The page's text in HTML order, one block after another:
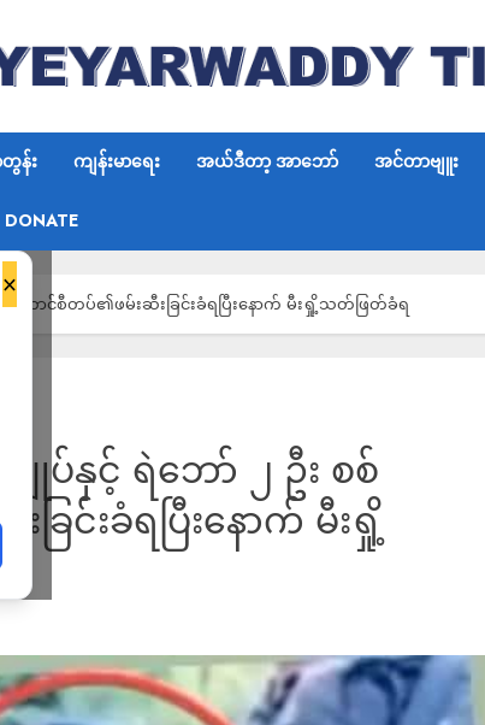
န်း ကျန်းမာရေး အယ်ဒီတာ့ အာဘော် အင်တာဗျူး
DONATE
×
စစ်ကောင်စီတပ်၏ဖမ်းဆီးခြင်းခံရပြီးနောက် မီးရှို့သတ်ဖြတ်ခံရ
းချုပ်နှင့် ရဲဘော် ၂ ဦး စစ်
ြင်းခံရပြီးနောက် မီးရှို့